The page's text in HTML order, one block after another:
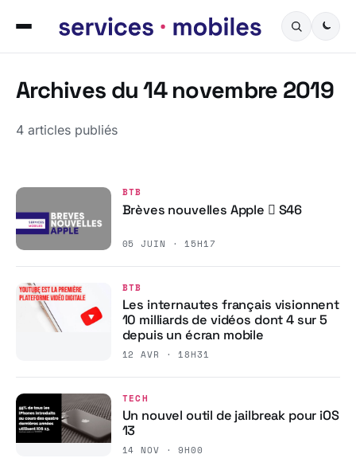
Archives du 14 novembre 2019
4 articles publiés
BTB
Brèves nouvelles Apple  S46
05 JUIN · 15H17
BTB
Les internautes français visionnent
10 milliards de vidéos dont 4 sur 5
depuis un écran mobile
12 AVR · 18H31
TECH
Un nouvel outil de jailbreak pour iOS
13
14 NOV · 9H00